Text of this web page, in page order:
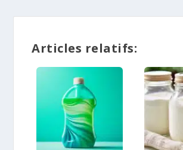
Articles relatifs: